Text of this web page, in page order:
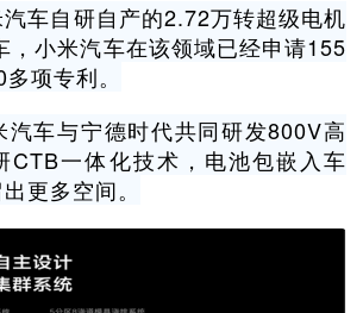
车自研自产的2.72万转超级电机
，小米汽车在该领域已经申请155
项专利。
汽车与宁德时代共同研发800V高
CTB一体化技术，电池包嵌入车
更多空间。